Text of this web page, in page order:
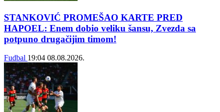
STANKOVIĆ PROMEŠAO KARTE PRED
HAPOEL: Enem dobio veliku šansu, Zvezda sa
potpuno drugačijim timom!
Fudbal 19:04 08.08.2026.